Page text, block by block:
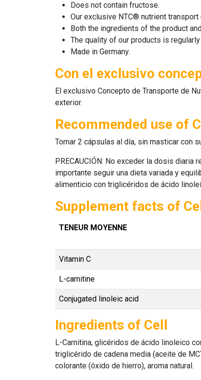
Does not contain fructose.
Our exclusive NTC® nutrient
Both the ingredients of the product
The quality of our products is
Made in Germany.
Con el exclusivo
El exclusivo Concepto de Transporte de
exterior.
Recommended use of
Tomar 2 cápsulas al día, sin masticar con
PRECAUCIÓN: No exceder la dosis
importante seguir una dieta variada y
alimenticio con triglicéridos de ácido
Supplement facts of
TENEUR MOYENNE
Vitamin C
L-carnitine
Conjugated linoleic acid
Ingredients of Cell
L-Carnitina, glicéridos de ácido linoleico
triglicérido de cadena media (aceite de
colorante (óxido de hierro), aroma natural.